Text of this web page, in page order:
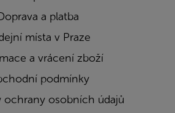
a platba
místa v Praze
a vrácení zboží
podmínky
ochrany osobních údajů